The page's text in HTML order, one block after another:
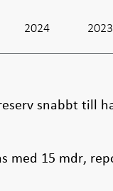
2024 2023
snabbt till
med 15 mdr,